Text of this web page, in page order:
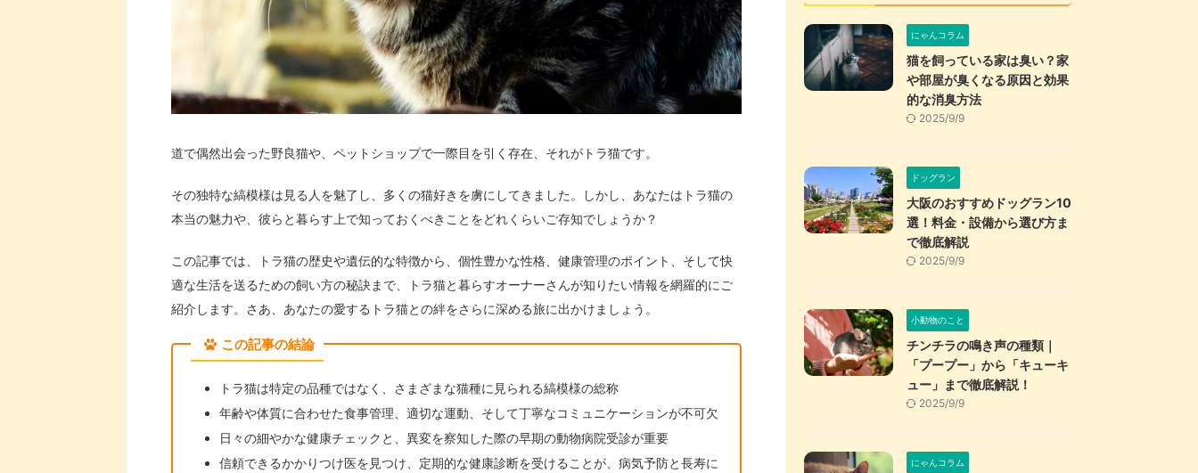
道で偶然出会った野良猫や、ペットショップで一際目を引く存在、それがトラ猫です。
その独特な縞模様は見る人を魅了し、多くの猫好きを虜にしてきました。しかし、あなたはトラ猫の
本当の魅力や、彼らと暮らす上で知っておくべきことをどれくらいご存知でしょうか？
この記事では、トラ猫の歴史や遺伝的な特徴から、個性豊かな性格、健康管理のポイント、そして快
適な生活を送るための飼い方の秘訣まで、トラ猫と暮らすオーナーさんが知りたい情報を網羅的にご
紹介します。さあ、あなたの愛するトラ猫との絆をさらに深める旅に出かけましょう。
この記事の結論
トラ猫は特定の品種ではなく、さまざまな猫種に見られる縞模様の総称
年齢や体質に合わせた食事管理、適切な運動、そして丁寧なコミュニケーションが不可欠
日々の細やかな健康チェックと、異変を察知した際の早期の動物病院受診が重要
信頼できるかかりつけ医を見つけ、定期的な健康診断を受けることが、病気予防と長寿に
にゃんコラム
猫を飼っている家は臭い？家
や部屋が臭くなる原因と効果
的な消臭方法
2025/9/9
ドッグラン
大阪のおすすめドッグラン10
選！料金・設備から選び方ま
で徹底解説
2025/9/9
小動物のこと
チンチラの鳴き声の種類｜
「プープー」から「キューキ
ュー」まで徹底解説！
2025/9/9
にゃんコラム